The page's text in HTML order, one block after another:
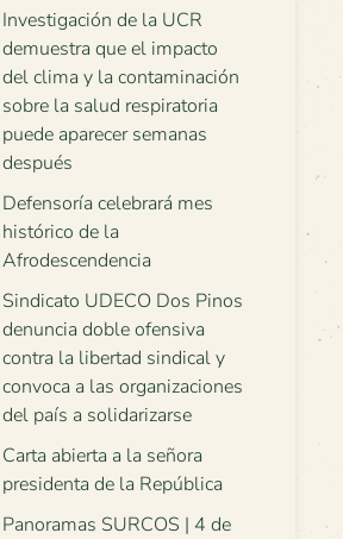
Investigación de la UCR
demuestra que el impacto
del clima y la contaminación
sobre la salud respiratoria
puede aparecer semanas
después
Defensoría celebrará mes
histórico de la
Afrodescendencia
Sindicato UDECO Dos Pinos
denuncia doble ofensiva
contra la libertad sindical y
convoca a las organizaciones
del país a solidarizarse
Carta abierta a la señora
presidenta de la República
Panoramas SURCOS | 4 de